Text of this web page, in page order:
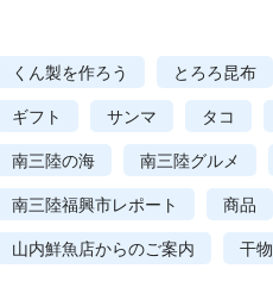
くん製を作ろう とろろ昆布
ギフト サンマ タコ
南三陸の海 南三陸グルメ
南三陸福興市レポート 商品
山内鮮魚店からのご案内 干物